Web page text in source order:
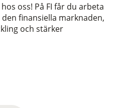
oss! På FI får du arbeta
finansiella marknaden,
och stärker